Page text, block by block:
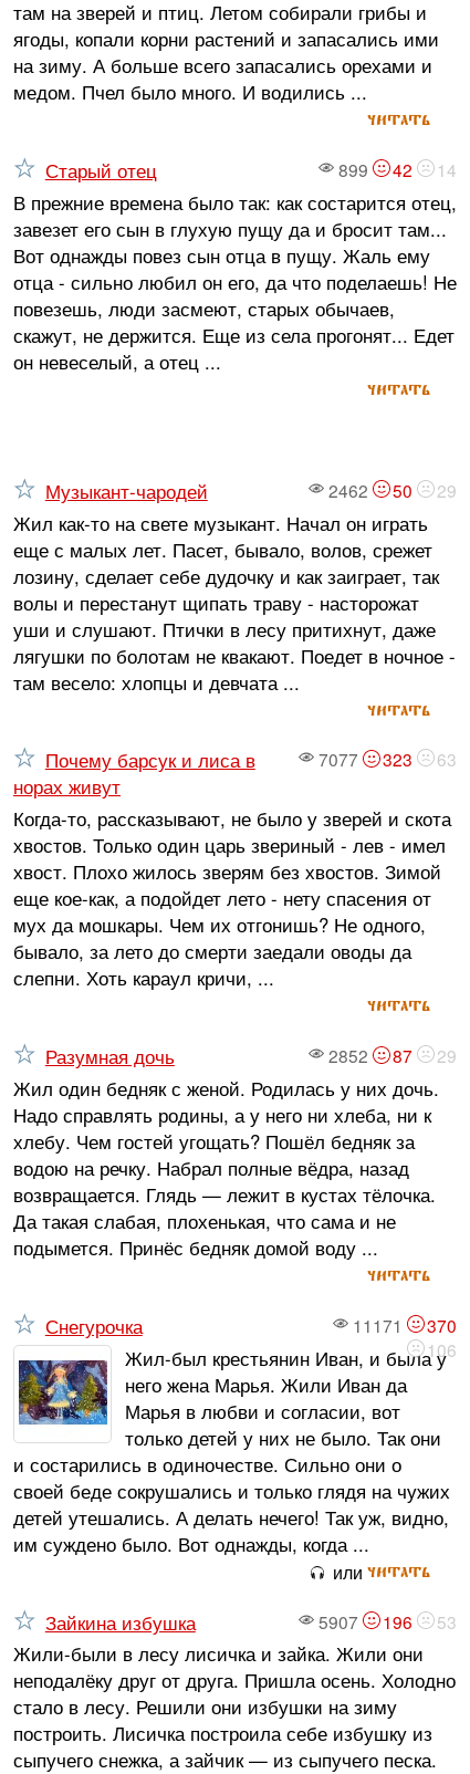
там на зверей и птиц. Летом собирали грибы и
ягоды, копали корни растений и запасались ими
на зиму. А больше всего запасались орехами и
медом. Пчел было много. И водились ...
читать
899 42 14
Старый отец
В прежние времена было так: как состарится отец,
завезет его сын в глухую пущу да и бросит там...
Вот однажды повез сын отца в пущу. Жаль ему
отца - сильно любил он его, да что поделаешь! Не
повезешь, люди засмеют, старых обычаев,
скажут, не держится. Еще из села прогонят... Едет
он невеселый, а отец ...
читать
2462 50 29
Музыкант-чародей
Жил как-то на свете музыкант. Начал он играть
еще с малых лет. Пасет, бывало, волов, срежет
лозину, сделает себе дудочку и как заиграет, так
волы и перестанут щипать траву - насторожат
уши и слушают. Птички в лесу притихнут, даже
лягушки по болотам не квакают. Поедет в ночное -
там весело: хлопцы и девчата ...
читать
7077 323 63
Почему барсук и лиса в
норах живут
Когда-то, рассказывают, не было у зверей и скота
хвостов. Только один царь звериный - лев - имел
хвост. Плохо жилось зверям без хвостов. Зимой
еще кое-как, а подойдет лето - нету спасения от
мух да мошкары. Чем их отгонишь? Не одного,
бывало, за лето до смерти заедали оводы да
слепни. Хоть караул кричи, ...
читать
2852 87 29
Разумная дочь
Жил один бедняк с женой. Родилась у них дочь.
Надо справлять родины, а у него ни хлеба, ни к
хлебу. Чем гостей угощать? Пошёл бедняк за
водою на речку. Набрал полные вёдра, назад
возвращается. Глядь — лежит в кустах тёлочка.
Да такая слабая, плохенькая, что сама и не
подымется. Принёс бедняк домой воду ...
читать
11171
370
106
Снегурочка
Жил-был крестьянин Иван, и была у
него жена Марья. Жили Иван да
Марья в любви и согласии, вот
только детей у них не было. Так они
и состарились в одиночестве. Сильно они о
своей беде сокрушались и только глядя на чужих
детей утешались. А делать нечего! Так уж, видно,
им суждено было. Вот однажды, когда ...
или читать
5907 196 53
Зайкина избушка
Жили-были в лесу лисичка и зайка. Жили они
неподалёку друг от друга. Пришла осень. Холодно
стало в лесу. Решили они избушки на зиму
построить. Лисичка построила себе избушку из
сыпучего снежка, а зайчик — из сыпучего песка.